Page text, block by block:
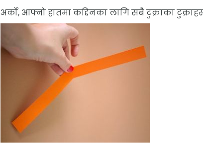
अर्को, आफ्नो हातमा कद्दिनका लागि सबै टुक्राका